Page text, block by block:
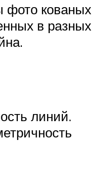
фото кованых
в разных
линий.